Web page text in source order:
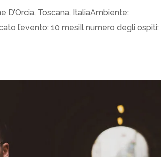
D’Orcia, Toscana, ItaliaAmbiente:
l’evento: 10 mesiIl numero degli ospiti: